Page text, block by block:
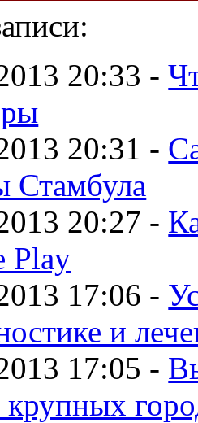
20:33 -
20:31 -
Стамбула
20:27 -
Play
17:06 -
и
17:05 -
крупных